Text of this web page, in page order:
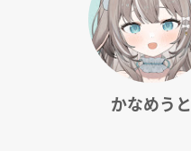
かなめうと